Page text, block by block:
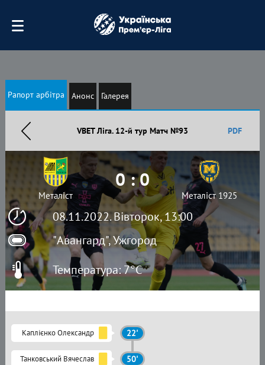
Рапорт арбітра Анонс Галерея
VBET Ліга. 12-й тур Матч №93 PDF
08.11.2022. Вівторок, 13:00
"Авангард", Ужгород
Металіст
0 : 0
Металіст 1925
Температура: 7°C
Каплієнко Олександр 22'
Танковський Вячеслав 50'